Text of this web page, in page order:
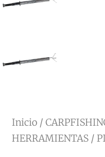
Inicio /
HERRAMIENTAS /